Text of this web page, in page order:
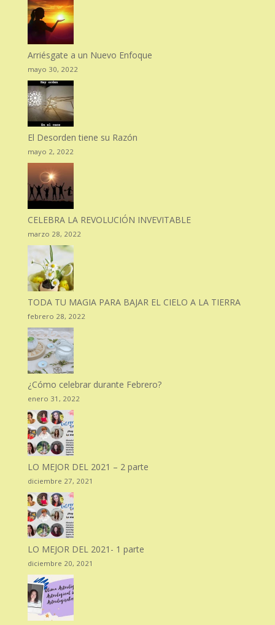
Arriésgate a un Nuevo Enfoque
mayo 30, 2022
El Desorden tiene su Razón
mayo 2, 2022
CELEBRA LA REVOLUCIÓN INVEVITABLE
marzo 28, 2022
TODA TU MAGIA PARA BAJAR EL CIELO A LA TIERRA
febrero 28, 2022
¿Cómo celebrar durante Febrero?
enero 31, 2022
LO MEJOR DEL 2021 – 2 parte
diciembre 27, 2021
LO MEJOR DEL 2021- 1 parte
diciembre 20, 2021